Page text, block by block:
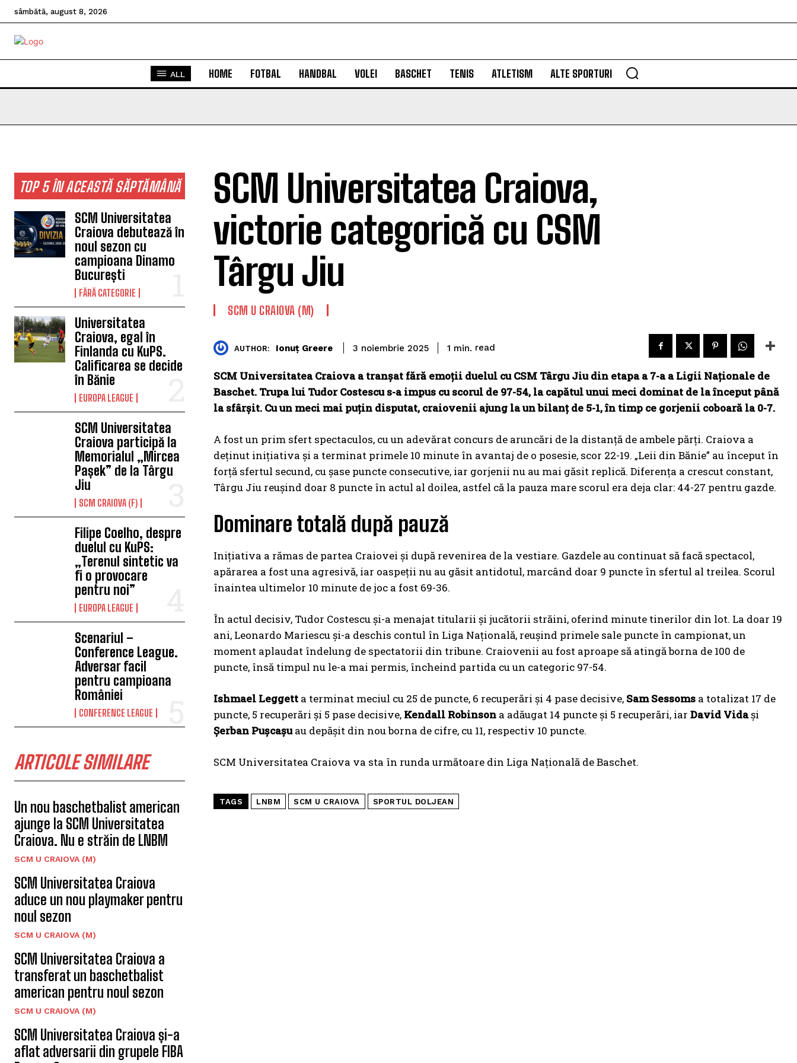
sâmbătă, august 8, 2026
ALL HOME FOTBAL HANDBAL VOLEI BASCHET TENIS ATLETISM ALTE SPORTURI
TOP 5 ÎN ACEASTĂ SĂPTĂMÂNĂ
SCM Universitatea
Craiova debutează în
noul sezon cu
campioana Dinamo
București
FĂRĂ CATEGORIE
Universitatea
Craiova, egal în
Finlanda cu KuPS.
Calificarea se decide
în Bănie
EUROPA LEAGUE
SCM Universitatea
Craiova participă la
Memorialul „Mircea
Pașek” de la Târgu
Jiu
SCM CRAIOVA (F)
Filipe Coelho, despre
duelul cu KuPS:
„Terenul sintetic va
fi o provocare
pentru noi”
EUROPA LEAGUE
Scenariul –
Conference League.
Adversar facil
pentru campioana
României
CONFERENCE LEAGUE
ARTICOLE SIMILARE
Un nou baschetbalist american
ajunge la SCM Universitatea
Craiova. Nu e străin de LNBM
SCM U CRAIOVA (M)
SCM Universitatea Craiova
aduce un nou playmaker pentru
noul sezon
SCM U CRAIOVA (M)
SCM Universitatea Craiova a
transferat un baschetbalist
american pentru noul sezon
SCM U CRAIOVA (M)
SCM Universitatea Craiova și-a
aflat adversarii din grupele FIBA
SCM Universitatea Craiova,
victorie categorică cu CSM
Târgu Jiu
SCM U CRAIOVA (M)
AUTHOR: Ionuț Greere 3 noiembrie 2025 1 min. read
SCM Universitatea Craiova a tranșat fără emoții duelul cu CSM Târgu Jiu din etapa a 7-a a Ligii Naționale de
Baschet. Trupa lui Tudor Costescu s-a impus cu scorul de 97-54, la capătul unui meci dominat de la început până
la sfârșit. Cu un meci mai puțin disputat, craiovenii ajung la un bilanț de 5-1, în timp ce gorjenii coboară la 0-7.
A fost un prim sfert spectaculos, cu un adevărat concurs de aruncări de la distanță de ambele părți. Craiova a
deținut inițiativa și a terminat primele 10 minute în avantaj de o posesie, scor 22-19. „Leii din Bănie” au început în
forță sfertul secund, cu șase puncte consecutive, iar gorjenii nu au mai găsit replică. Diferența a crescut constant,
Târgu Jiu reușind doar 8 puncte în actul al doilea, astfel că la pauza mare scorul era deja clar: 44-27 pentru gazde.
Dominare totală după pauză
Inițiativa a rămas de partea Craiovei și după revenirea de la vestiare. Gazdele au continuat să facă spectacol,
apărarea a fost una agresivă, iar oaspeții nu au găsit antidotul, marcând doar 9 puncte în sfertul al treilea. Scorul
înaintea ultimelor 10 minute de joc a fost 69-36.
În actul decisiv, Tudor Costescu și-a menajat titularii și jucătorii străini, oferind minute tinerilor din lot. La doar 19
ani, Leonardo Mariescu și-a deschis contul în Liga Națională, reușind primele sale puncte în campionat, un
moment aplaudat îndelung de spectatorii din tribune. Craiovenii au fost aproape să atingă borna de 100 de
puncte, însă timpul nu le-a mai permis, încheind partida cu un categoric 97-54.
Ishmael Leggett a terminat meciul cu 25 de puncte, 6 recuperări și 4 pase decisive, Sam Sessoms a totalizat 17 de
puncte, 5 recuperări și 5 pase decisive, Kendall Robinson a adăugat 14 puncte și 5 recuperări, iar David Vidași
Șerban Pușcașuau depășit din nou borna de cifre, cu 11, respectiv 10 puncte.
SCM Universitatea Craiova va sta în runda următoare din Liga Națională de Baschet.
TAGS LNBM SCM U CRAIOVA SPORTUL DOLJEAN